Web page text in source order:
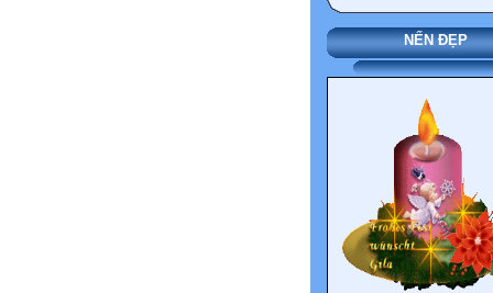
NẾN ĐẸP